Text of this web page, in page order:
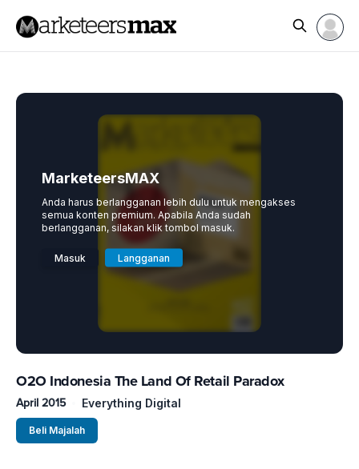
MarketeersMAX
Anda harus berlangganan lebih dulu untuk mengakses
semua konten premium. Apabila Anda sudah
berlangganan, silakan klik tombol masuk.
Masuk Langganan
O2O Indonesia The Land Of Retail Paradox
April 2015 Everything Digital
Beli Majalah